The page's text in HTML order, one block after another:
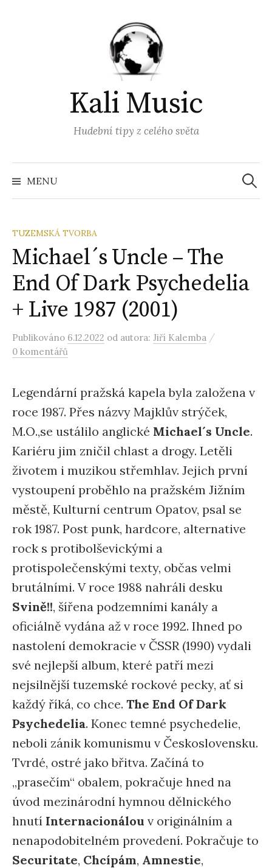
Kali Music
Hudební tipy z celého světa
MENU
TUZEMSKÁ TVORBA
Michael´s Uncle – The
End Of Dark Psychedelia
+ Live 1987 (2001)
Publikováno 6.12.2022 od autora: Jiří Kalemba /
0 komentářů
Legendární pražská kapela byla založena v
roce 1987. Přes názvy Majklův strýček,
M.O.,se ustálilo anglické Michael´s Uncle.
Kariéru jim zničil chlast a drogy. Letěli
životem i muzikou střemhlav. Jejich první
vystoupení proběhlo na pražském Jižním
městě, Kulturní centrum Opatov, psal se
rok 1987. Post punk, hardcore, alternative
rock s protibolševickými a
protispolečenskými texty, občas velmi
brutálními. V roce 1988 nahráli desku
Svině!!, šířena podzemními kanály a
oficiálně vydána až v roce 1992. Ihned po
nastolení demokracie v ČSSR (1990) vydali
své nejlepší album, které patří mezi
nejsilnější tuzemské rockové pecky, ať si
každý říká, co chce. The End Of Dark
Psychedelia. Konec temné psychedelie,
neboli zánik komunismu v Československu.
Tvrdé, ostré jako břitva. Začíná to
„prasečím“ obalem, pokračuje hned na
úvod mezinárodní hymnou dělnického
hnutí Internacionálou v originálním a
nenapodobitelném provedení. Pokračuje to
Securitate, Chcípám, Amnestie,